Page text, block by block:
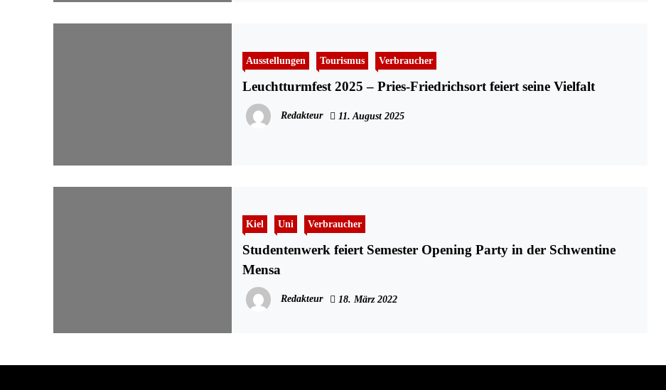
Ausstellungen Tourismus Verbraucher
Leuchtturmfest 2025 – Pries-Friedrichsort feiert seine Vielfalt
Redakteur 11. August 2025
Kiel Uni Verbraucher
Studentenwerk feiert Semester Opening Party in der Schwentine
Mensa
Redakteur 18. März 2022